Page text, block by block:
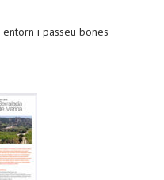
i passeu bones